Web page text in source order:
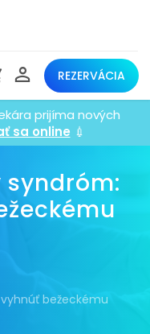
REZERVÁCIA
prijíma nových
sa online 💉
bežeckému